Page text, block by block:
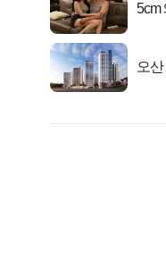
5cm
오산